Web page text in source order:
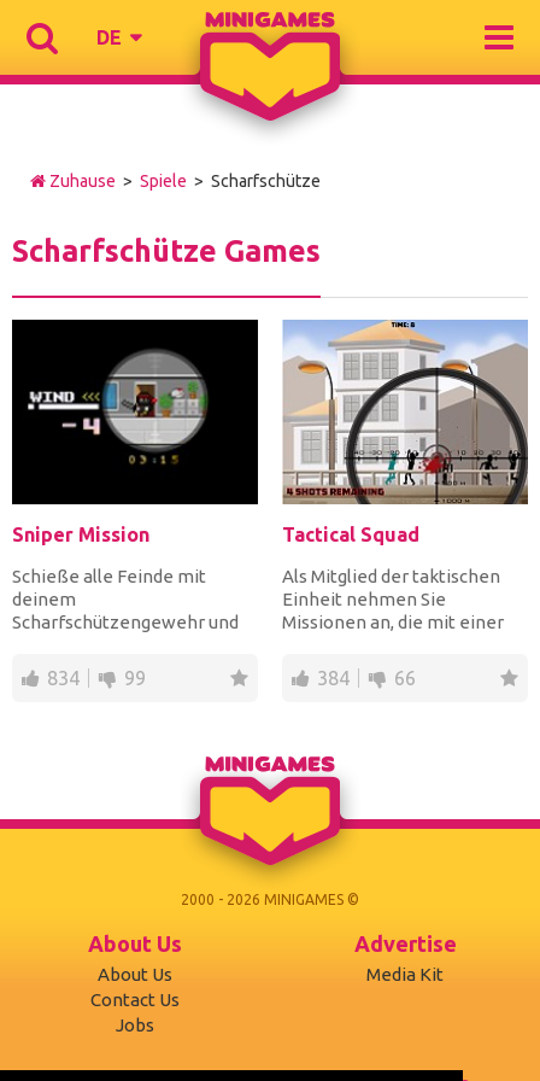
DE
Zuhause > Spiele > Scharfschütze
Scharfschütze Games
Sniper Mission
Schieße alle Feinde mit
deinem
Scharfschützengewehr und
Zeit abgelaufen i...
834 99
Tactical Squad
Als Mitglied der taktischen
Einheit nehmen Sie
Missionen an, die mit einer
384 66
2000 - 2026 MINIGAMES ©
About Us
About Us
Contact Us
Jobs
Advertise
Media Kit